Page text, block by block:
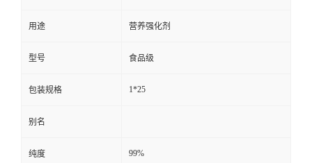
用途 营养强化剂
型号 食品级
包装规格 1*25
别名
纯度 99%